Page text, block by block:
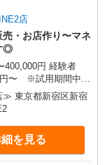
ます。詳細は面接
店
売・お店作り〜マネ
◎
400,000円 経験者
円〜 ※試用期間中は
30,800円（月給に
で残業手当支給 ※月
間（2〜3ヶ月）も
賃貸の場合のみ別
≫ 東京都新宿区新宿
を見る